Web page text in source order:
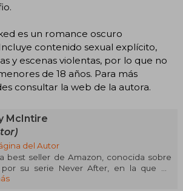
es un romance oscuro
contenido sexual explícito,
y escenas violentas, por lo que no
de 18 años. Para más
consultar la web de la autora.
McIntire
del Autor
best seller de Amazon, conocida sobre
su serie Never After, en la que da
felices a nuestros villanos favoritos. Sus